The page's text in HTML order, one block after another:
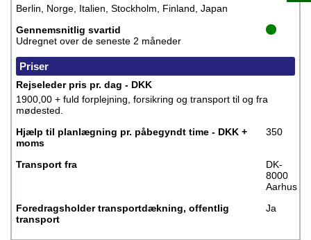
Berlin, Norge, Italien, Stockholm, Finland, Japan
Gennemsnitlig svartid
Udregnet over de seneste 2 måneder
Priser
Rejseleder pris pr. dag - DKK
1900,00 + fuld forplejning, forsikring og transport til og fra
mødested.
Hjælp til planlægning pr. påbegyndt time - DKK +
moms
350
Transport fra
DK-
8000
Aarhus
Foredragsholder transportdækning, offentlig
transport
Ja